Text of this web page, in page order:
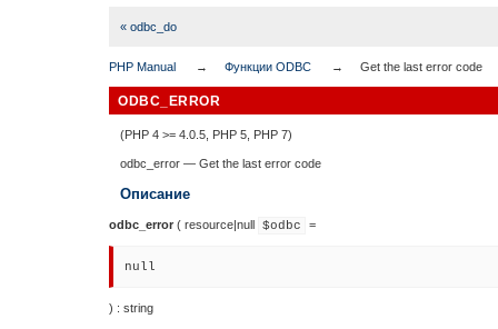
« odbc_do
PHP Manual Функции ODBC Get the last error code
ODBC_ERROR
(PHP 4 >= 4.0.5, PHP 5, PHP 7)
odbc_error — Get the last error code
Описание
odbc_error ( resource|null $odbc =
null
) : string